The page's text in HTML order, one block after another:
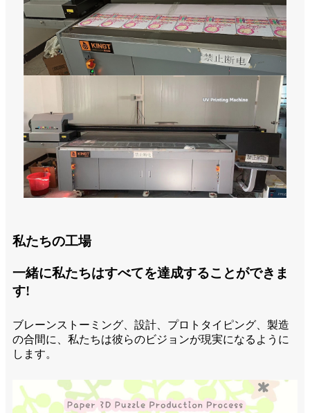
私たちの工場
一緒に私たちはすべてを達成することができま
す!
ブレーンストーミング、設計、プロトタイピング、製造
の合間に、私たちは彼らのビジョンが現実になるように
します。